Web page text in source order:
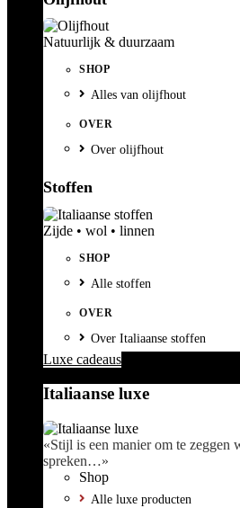
Natuurlijk & duurzaam
SHOP
Alles van olijfhout
OVER
Over olijfhout
Stoffen
Zijde • wol • linnen
SHOP
Alle stoffen
OVER
Over Italiaanse stoffen
Luxe cadeaus
Italiaanse luxe
«Stijl is een manier om te zeggen
spreken…»
Shop
Alle luxe producten